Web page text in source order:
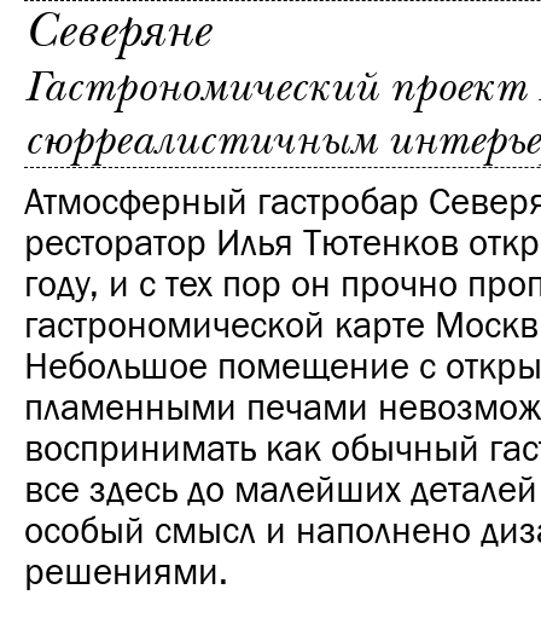
Северяне
Гастрономический
сюрреалистичным
Атмосферный гастробар
ресторатор Илья Тютенков
году, и с тех пор он прочно
гастрономической карте
Небольшое помещение с
пламенными печами
воспринимать как обычный
все здесь до малейших
особый смысл и наполнено
решениями.